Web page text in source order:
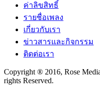
ค่าลิขสิทธิ์
รายชื่อเพลง
เกี่ยวกับเรา
ข่าวสารและกิจกรรม
ติดต่อเรา
Copyright ® 2016, Rose
rights Reserved.